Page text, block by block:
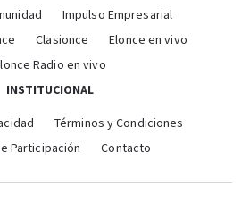
Impulso Empresarial
Clasionce
Elonce en vivo
Radio en vivo
INSTITUCIONAL
Términos y Condiciones
Participación
Contacto